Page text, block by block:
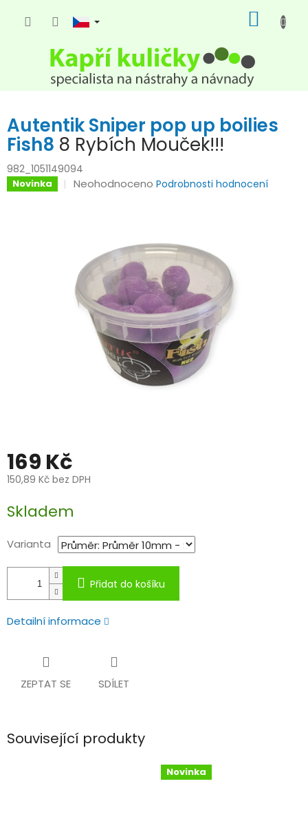
KOŠÍK
Autentik Sniper pop up boilies
Fish8 8 Rybích Mouček!!!
982_1051149094
Novinka
Průměrné
5
hvězdiček.
Neohodnoceno Podrobnosti hodnocení
169 Kč
150,89 Kč bez DPH
cena:
Skladem
Varianta
Přidat do košíku
Detailní informace
ZEPTAT SE SDÍLET
Související produkty
Novinka